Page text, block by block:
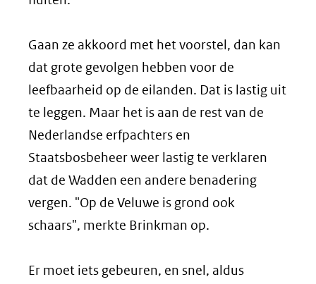
Gaan ze akkoord met het voorstel, dan kan
dat grote gevolgen hebben voor de
leefbaarheid op de eilanden. Dat is lastig uit
te leggen. Maar het is aan de rest van de
Nederlandse erfpachters en
Staatsbosbeheer weer lastig te verklaren
dat de Wadden een andere benadering
vergen. "Op de Veluwe is grond ook
schaars", merkte Brinkman op.
Er moet iets gebeuren, en snel, aldus